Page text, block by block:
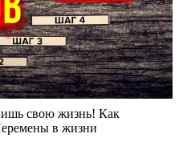
свою жизнь! Как
в жизни